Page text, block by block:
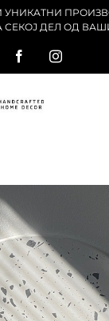
УНИКАТНИ
СЕКОЈ ДЕЛ ОД
FacebookInstagram